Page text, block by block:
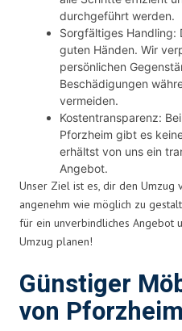
durchgeführt werden.
Sorgfältiges Handling:
guten Händen. Wir
persönlichen
Beschädigungen
vermeiden.
Kostentransparenz:
Pforzheim gibt es
erhältst von uns ein
Angebot.
Unser Ziel ist es, dir den Umzug
angenehm wie möglich zu
für ein unverbindliches Angebot
Umzug planen!
Günstiger
von